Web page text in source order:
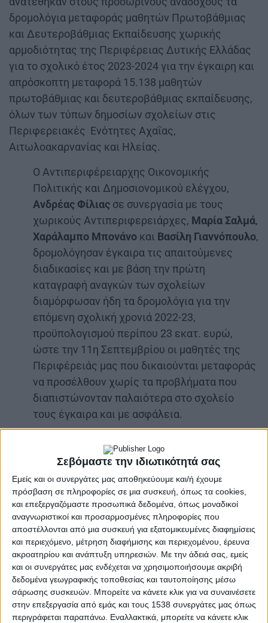
Σεβόμαστε την ιδιωτικότητά σας
Εμείς και οι συνεργάτες μας αποθηκεύουμε και/ή έχουμε
πρόσβαση σε πληροφορίες σε μια συσκευή, όπως τα cookies,
και επεξεργαζόμαστε προσωπικά δεδομένα, όπως μοναδικοί
αναγνωριστικοί και προσαρμοσμένες πληροφορίες που
αποστέλλονται από μια συσκευή για εξατομικευμένες διαφημίσεις
και περιεχόμενο, μέτρηση διαφήμισης και περιεχομένου, έρευνα
ακροατηρίου και ανάπτυξη υπηρεσιών. Με την άδειά σας, εμείς
και οι συνεργάτες μας ενδέχεται να χρησιμοποιήσουμε ακριβή
δεδομένα γεωγραφικής τοποθεσίας και ταυτοποίησης μέσω
σάρωσης συσκευών. Μπορείτε να κάνετε κλικ για να συναινέσετε
στην επεξεργασία από εμάς και τους 1538 συνεργάτες μας όπως
περιγράφεται παραπάνω. Εναλλακτικά, μπορείτε να κάνετε κλικ
δρομολόγια μεταφοράς μαθητών Πρωτοβάθμιας
και Δευτεροβάθμιας Εκπαίδευσης χωρικής
αρμοδιότητας της Περιφέρειας Δυτικής Ελλάδας
για το σχολικό έτος 2023-2024 για την έγκαιρη και
απρόσκοπτη μεταφορά 15.138 μαθητών
πρωτοβάθμιας και δευτεροβάθμιας εκπαίδευσης,
όλων των τύπων δημοσίων σχολείων στις
Περιφερειακές Ενότητες Αχαΐας,
Αιτωλοακαρνανίας και Ηλείας.
Ο Αντιπεριφέρειαρχης Οικονομικής
Πολιτικής και Δημοσιονομικού ελέγχου,
Ανδρέας Φίλιας σε συνεργασία με τους
χωρικούς Αντιπεριφερειάρχες, Μαρία Σαλμά,
Χαράλαμπο Μπονάνο και Βασίλη Γιαννόπουλο,
δρομολόγησαν έγκαιρα τις απαιτούμενες
διαδικασίες και με βάση την πρώτη
καταγραφή αναγκών των σχολείων
διαμόρφωσαν ήδη τα δρομολόγια για την
επόμενη σχολική χρονιά 2022-23,
προϋπολογισμού περίπου 23 εκατ. ευρώ,
ώστε την 11η Σεπτεμβρίου οι μαθητές της
Περιφέρειάς μας που δικαιούνται μεταφοράς
να προσέλθουν χωρίς τα προβλήματα που
διαπιστώνονταν παλαιότερα στο σχολείο
τους έγκαιρα και με ασφάλεια.
Συγκεκριμένα, το πρόγραμμα δωρεάν μεταφοράς
μαθητών εξυπηρετεί 15.138 μαθητές στη Δυτική
Ελλάδα, με 4.235 δρομολόγια λεωφορείων και
μισθωμένων ταξί. Από το σύνολο των
δρομολογίων, για τα 47 ο διαγωνισμός θα
επαναληφθεί, καθώς ο πρώτος κηρύχτηκε άγονος.